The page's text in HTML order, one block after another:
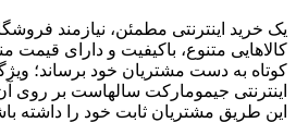
یک خرید اینترنتی مطمئن، نیازمند
کالاهایی متنوع، باکیفیت و دارای
کوتاه به دست مشتریان خود برساند؛
اینترنتی جیمومارکت سالهاست بر روی
این طریق مشتریان ثابت خود را داشته